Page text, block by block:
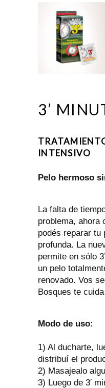
3’
INTENSIVO
Pelo hermoso
La falta de
problema, ahora
podés reparar tu
profunda. La
permite en sólo
un pelo
renovado. Vos
Bosques te
Modo de uso:
1) Al ducharte,
distribuí el
2) Masajealo
3) Luego de 3′